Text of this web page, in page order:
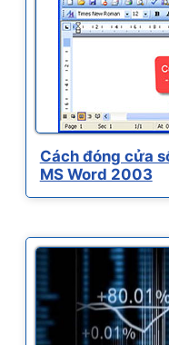
Cách đóng cửa
MS Word 2003